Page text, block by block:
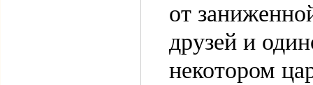
от
друзей и
некотором